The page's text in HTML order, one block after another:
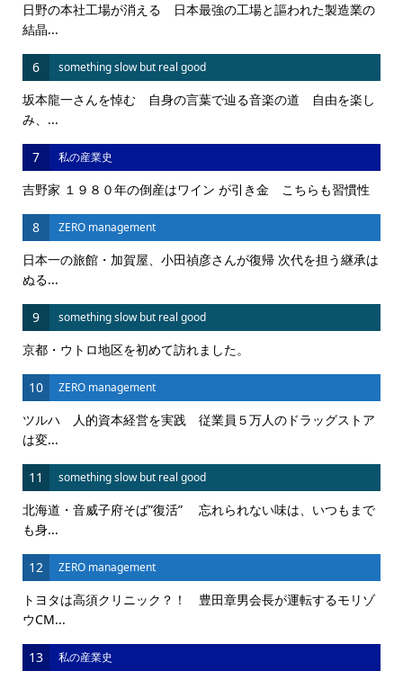
日野の本社工場が消える 日本最強の工場と謳われた製造業の
結晶...
6 something slow but real good
坂本龍一さんを悼む 自身の言葉で辿る音楽の道 自由を楽し
み、...
7 私の産業史
吉野家 １９８０年の倒産はワイン が引き金 こちらも習慣性
8 ZERO management
日本一の旅館・加賀屋、小田禎彦さんが復帰 次代を担う継承は
ぬる...
9 something slow but real good
京都・ウトロ地区を初めて訪れました。
10 ZERO management
ツルハ 人的資本経営を実践 従業員５万人のドラッグストア
は変...
11 something slow but real good
北海道・音威子府そば”復活” 忘れられない味は、いつもまで
も身...
12 ZERO management
トヨタは高須クリニック？！ 豊田章男会長が運転するモリゾ
ウCM...
13 私の産業史